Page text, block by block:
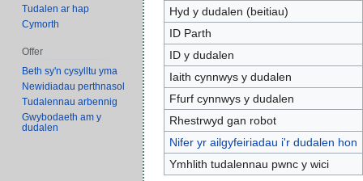
Hyd y dudalen (beitiau)
ID Parth
ID y dudalen
Iaith cynnwys y dudalen
Ffurf cynnwys y dudalen
Rhestrwyd gan robot
Nifer yr ailgyfeiriadau i'r dudalen hon
Ymhlith tudalennau pwnc y wici
Tudalen ar hap
Cymorth
Offer
Beth sy'n cysylltu yma
Newidiadau perthnasol
Tudalennau arbennig
Gwybodaeth am y
dudalen